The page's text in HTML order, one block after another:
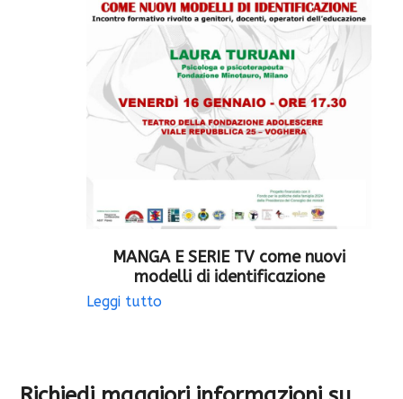
MANGA E SERIE TV come nuovi
modelli di identificazione
Leggi tutto